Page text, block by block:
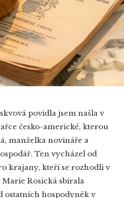
povidla jsem našla v
česko-americké, kterou
manželka novináře a
Ten vycházel od
krajany, kteří se rozhodli v
Rosická sbírala
ostatních hospodyněk v